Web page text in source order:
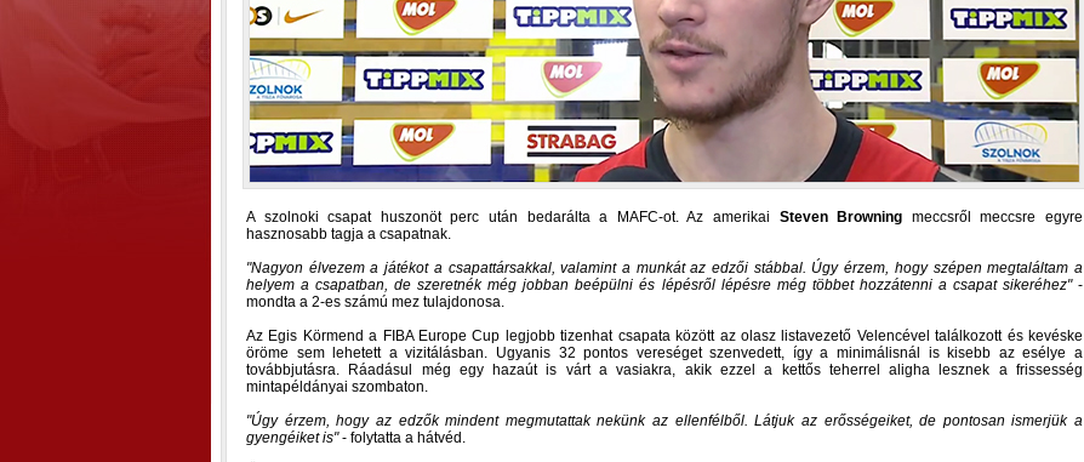
A szolnoki csapat huszonöt perc után bedarálta a MAFC-ot. Az amerikai Steven Browning meccsről meccsre egyre
hasznosabb tagja a csapatnak.
Nagyon élvezem a játékot a csapattársakkal, valamint a munkát az edzői stábbal. Úgy érzem, hogy szépen megtaláltam a
helyem a csapatban, de szeretnék még jobban beépülni és lépésről lépésre még többet hozzátenni a csapat sikeréhez -
mondta a 2-es számú mez tulajdonosa.
Az Egis Körmend a FIBA Europe Cup legjobb tizenhat csapata között az olasz listavezető Velencével találkozott és kevéske
öröme sem lehetett a vizitálásban. Ugyanis 32 pontos vereséget szenvedett, így a minimálisnál is kisebb az esélye a
továbbjutásra. Ráadásul még egy hazaút is várt a vasiakra, akik ezzel a kettős teherrel aligha lesznek a frissesség
mintapéldányai szombaton.
Úgy érzem, hogy az edzők mindent megmutattak nekünk az ellenfélből. Látjuk az erősségeiket, de pontosan ismerjük a
gyengéiket is - folytatta a hátvéd.